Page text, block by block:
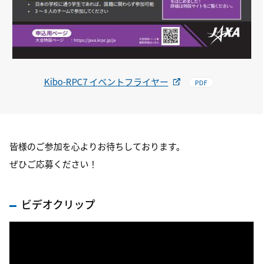
Kibo-RPC7 イベントフライヤー PDF
皆様のご参加を心よりお待ちしております。
ぜひご応募ください！
ビデオクリップ